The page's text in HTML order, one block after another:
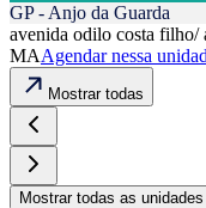
GP - Anjo da Guarda
avenida odilo costa filho/
MAAgendar nessa
Mostrar todas
Mostrar todas as unidades